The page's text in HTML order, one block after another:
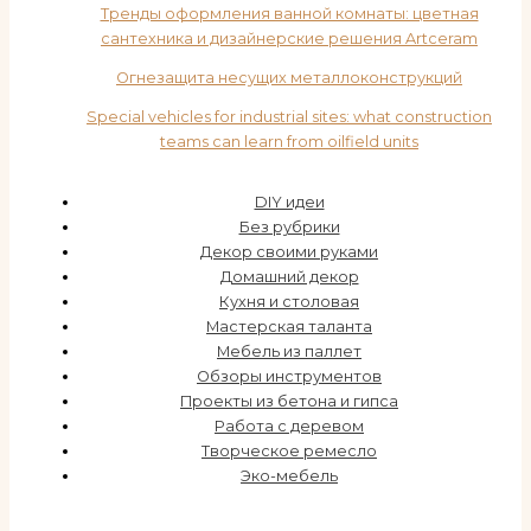
Тренды оформления ванной комнаты: цветная
сантехника и дизайнерские решения Artceram
Огнезащита несущих металлоконструкций
Special vehicles for industrial sites: what construction
teams can learn from oilfield units
DIY идеи
Без рубрики
Декор своими руками
Домашний декор
Кухня и столовая
Мастерская таланта
Мебель из паллет
Обзоры инструментов
Проекты из бетона и гипса
Работа с деревом
Творческое ремесло
Эко-мебель